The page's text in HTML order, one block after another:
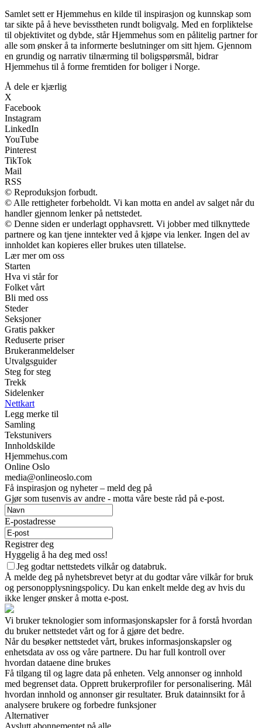
Samlet sett er Hjemmehus en kilde til inspirasjon og kunnskap som
tar sikte på å heve bevisstheten rundt boligvalg. Med en forpliktelse
til objektivitet og dybde, står Hjemmehus som en pålitelig partner for
alle som ønsker å ta informerte beslutninger om sitt hjem. Gjennom
en grundig og narrativ tilnærming til boligspørsmål, bidrar
Hjemmehus til å forme fremtiden for boliger i Norge.
Å dele er kjærlig
X
Facebook
Instagram
LinkedIn
YouTube
Pinterest
TikTok
Mail
RSS
© Reproduksjon forbudt.
© Alle rettigheter forbeholdt. Vi kan motta en andel av salget når du
handler gjennom lenker på nettstedet.
© Denne siden er underlagt opphavsrett. Vi jobber med tilknyttede
partnere og kan tjene inntekter ved å kjøpe via lenker. Ingen del av
innholdet kan kopieres eller brukes uten tillatelse.
Lær mer om oss
Starten
Hva vi står for
Folket vårt
Bli med oss
Steder
Seksjoner
Gratis pakker
Reduserte priser
Brukeranmeldelser
Utvalgsguider
Steg for steg
Trekk
Sidelenker
Nettkart
Legg merke til
Samling
Tekstunivers
Innholdskilde
Hjemmehus.com
Online Oslo
media@onlineoslo.com
Få inspirasjon og nyheter – meld deg på
Gjør som tusenvis av andre - motta våre beste råd på e-post.
E-postadresse
Registrer deg
Hyggelig å ha deg med oss!
Jeg godtar nettstedets vilkår og databruk.
Å melde deg på nyhetsbrevet betyr at du godtar våre vilkår for bruk
og personopplysningspolicy. Du kan enkelt melde deg av hvis du
ikke lenger ønsker å motta e-post.
Vi bruker teknologier som informasjonskapsler for å forstå hvordan
du bruker nettstedet vårt og for å gjøre det bedre.
Når du besøker nettstedet vårt, brukes informasjonskapsler og
enhetsdata av oss og våre partnere. Du har full kontroll over
hvordan dataene dine brukes
Få tilgang til og lagre data på enheten. Velg annonser og innhold
med begrenset data. Opprett brukerprofiler for personalisering. Mål
hvordan innhold og annonser gir resultater. Bruk datainnsikt for å
analysere brukere og forbedre funksjoner
Alternativer